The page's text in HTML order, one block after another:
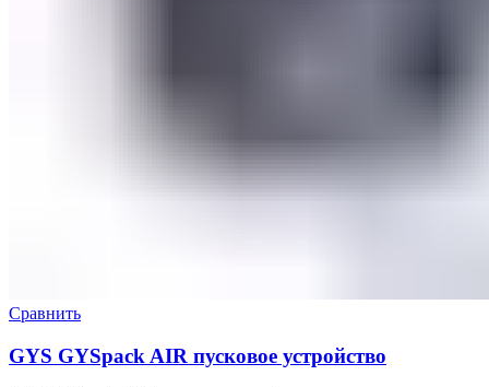
Сравнить
GYS GYSpack AIR пусковое устройство